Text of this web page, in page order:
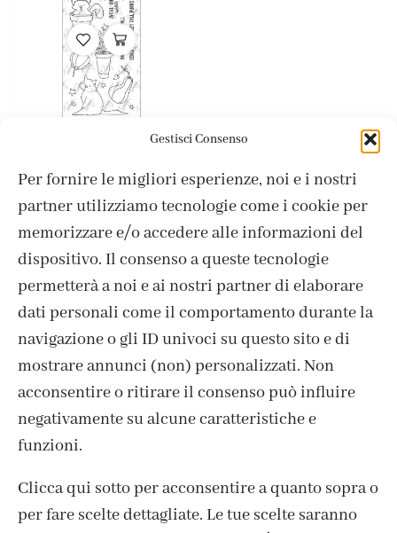
Gestisci Consenso
Per fornire le migliori esperienze, noi e i nostri
partner utilizziamo tecnologie come i cookie per
memorizzare e/o accedere alle informazioni del
dispositivo. Il consenso a queste tecnologie
permetterà a noi e ai nostri partner di elaborare
dati personali come il comportamento durante la
navigazione o gli ID univoci su questo sito e di
mostrare annunci (non) personalizzati. Non
acconsentire o ritirare il consenso può influire
negativamente su alcune caratteristiche e
funzioni.
Clicca qui sotto per acconsentire a quanto sopra o
per fare scelte dettagliate. Le tue scelte saranno
Tommy clear stamps –
Pumpkins & Cats by Laura
Cortinovis
13,50€